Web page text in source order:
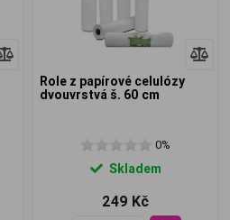
Role z papírové celulózy
dvouvrstvá š. 60 cm
0%
Skladem
249 Kč